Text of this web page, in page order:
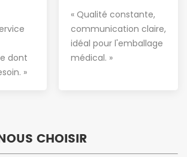
dont
»
« Qualité constante,
communication claire,
idéal pour l'emballage
médical. »
CHOISIR